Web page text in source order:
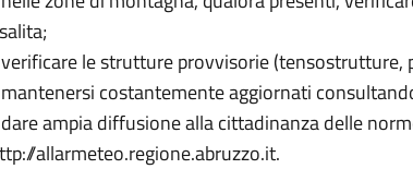
le strutture provvisorie (tensostrutture,
costantemente aggiornati
ampia diffusione alla cittadinanza delle
allarmeteo.regione.abruzzo.it.